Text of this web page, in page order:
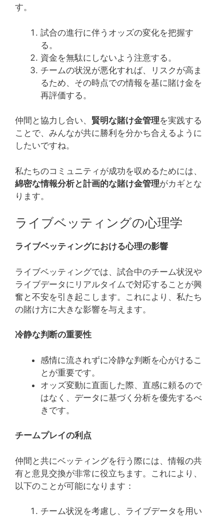
す。
試合の進行に伴うオッズの変化を把握す
る。
資金を無駄にしないよう注意する。
チームの状況が悪化すれば、リスクが高ま
るため、その時点での情報を基に賭け金を
再評価する。
仲間と協力し合い、 賢明な賭け金管理を実践する
ことで、みんなが共に勝利を分かち合えるように
したいですね。
私たちのコミュニティが成功を収めるためには、
綿密な情報分析と計画的な賭け金管理がカギとな
ります。
ライブベッティングの心理学
ライブベッティングにおける心理の影響
ライブベッティングでは、試合中のチーム状況や
ライブデータにリアルタイムで対応することが興
奮と不安を引き起こします。これにより、私たち
の賭け方に大きな影響を与えます。
冷静な判断の重要性
感情に流されずに冷静な判断を心がけるこ
とが重要です。
オッズ変動に直面した際、直感に頼るので
はなく、データに基づく分析を優先するべ
きです。
チームプレイの利点
仲間と共にベッティングを行う際には、情報の共
有と意見交換が非常に役立ちます。これにより、
以下のことが可能になります：
チーム状況を考慮し、ライブデータを用い